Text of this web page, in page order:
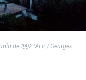
de 1992 (AFP / Georges